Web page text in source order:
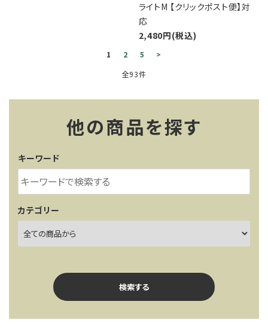
ライトM 【クリックポスト便】対
応
2,480円(税込)
1 2 5
>
全93件
他の商品を探す
キーワード
カテゴリー
検索する